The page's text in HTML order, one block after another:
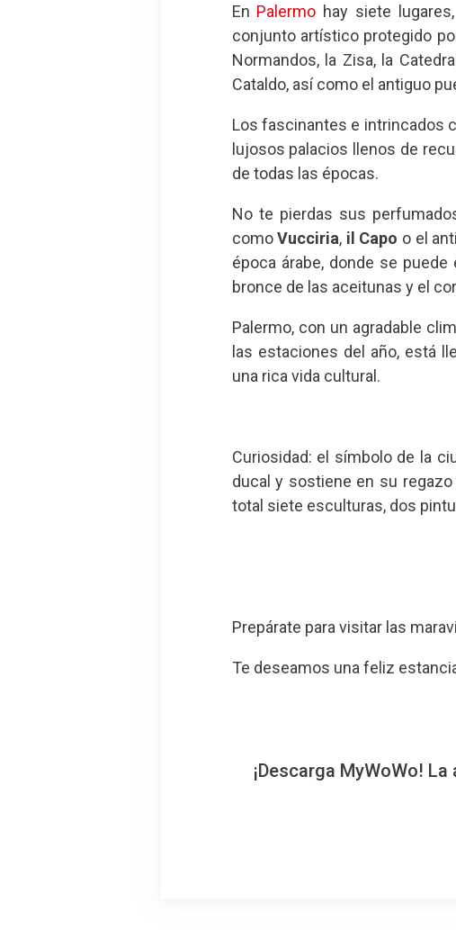
En Palermo hay siete
conjunto artístico protegido
Normandos, la Zisa, la
Cataldo, así como el antiguo
Los fascinantes e intrincados
lujosos palacios llenos de
de todas las épocas.
No te pierdas sus
comoVucciria, il Capo o el
época árabe, donde se
bronce de las aceitunas y el
Palermo, con un agradable
las estaciones del año, está
una rica vida cultural.
Curiosidad: el símbolo de la
ducal y sostiene en su
total siete esculturas, dos
Prepárate para visitar las
Te deseamos una feliz
¡Descarga MyWoWo!